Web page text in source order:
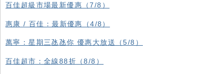
百佳超級市場最新優惠（7/8）
惠康 / 百佳：最新優惠（4/8）
萬寧：星期三氹氹你 優惠大放送（5/8）
百佳超市：全線88折（8/8）